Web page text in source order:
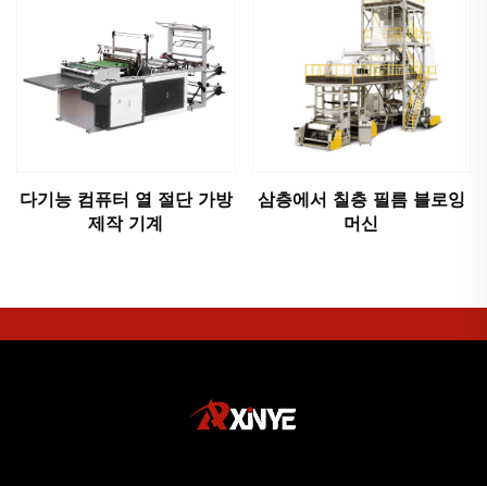
다기능 컴퓨터 열 절단 가방
제작 기계
삼층에서 칠층 필름 블로잉
머신